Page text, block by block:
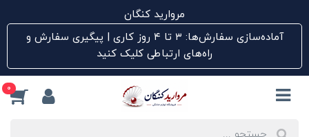
مروارید کنگان
آماده‌سازی سفارش‌ها: ۳ تا ۴ روز کاری | پیگیری سفارش و
راه‌های ارتباطی کلیک کنید
0